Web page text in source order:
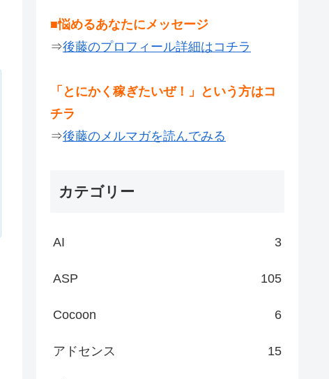
■悩めるあなたにメッセージ
⇒後藤のプロフィール詳細はコチラ
「とにかく稼ぎたいぜ！」という方はコ
チラ
⇒後藤のメルマガを読んでみる
カテゴリー
AI 3
ASP 105
Cocoon 6
アドセンス 15